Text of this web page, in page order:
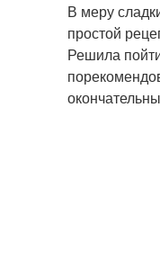
В меру
простой
Решила